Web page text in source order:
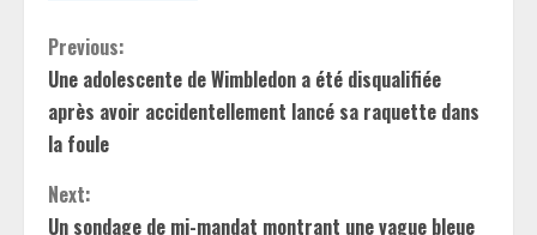
C
o
n
t
Previous:
Une adolescente de Wimbledon a été disqualifiée
après avoir accidentellement lancé sa raquette dans
la foule
Next:
Un sondage de mi-mandat montrant une vague bleue